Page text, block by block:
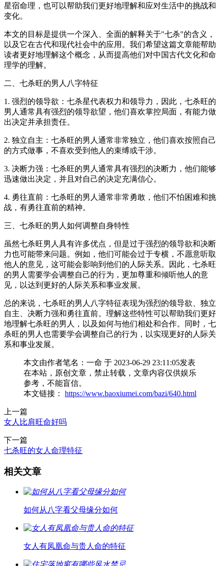
星宿命理，也可以帮助我们更好地理解和应对生活中的挑战和
变化。
本文的目标是提供一个深入、全面的解释关于"七杀"的含义，
以及它在古代和现代社会中的应用。我们希望这篇文章能帮助
读者更好地理解这个概念，从而提高他们对中国古代文化和命
理学的理解。
二、七杀旺的男人八字特征
1. 强烈的领导欲：七杀星代表权力和领导力，因此，七杀旺的
男人通常具有强烈的领导欲望，他们喜欢掌控局面，有能力做
出决定并承担责任。
2. 独立自主：七杀旺的男人通常非常独立，他们喜欢按照自己
的方式做事，不喜欢受到他人的束缚或干涉。
3. 决断力强：七杀旺的男人通常具有强烈的决断力，他们能够
迅速做出决定，并且对自己的决定充满信心。
4. 勇往直前：七杀旺的男人通常非常勇敢，他们不怕困难和挑
战，有勇往直前的精神。
三、七杀旺的男人如何调整自身特性
虽然七杀旺男人具有许多优点，但是过于强烈的领导欲和决断
力也可能带来问题。例如，他们可能会过于专横，不愿意听取
他人的意见，这可能会影响到他们的人际关系。因此，七杀旺
的男人需要学会调整自己的行为，更加尊重和倾听他人的意
见，以达到更好的人际关系和事业发展。
总的来说，七杀旺的男人八字特征表现为强烈的领导欲、独立
自主、决断力强和勇往直前。理解这些特性可以帮助我们更好
地理解七杀旺的男人，以及如何与他们相处和合作。同时，七
杀旺的男人也需要学会调整自己的行为，以实现更好的人际关
系和事业发展。
本文由作者笔名：一命 于 2023-06-29 23:11:05发表
在本站，原创文章，禁止转载，文章内容仅供娱乐
参考，不能盲信。
本文链接： https://www.baoxiumei.com/bazi/640.html
上一篇
女人比肩旺命好吗
下一篇
七杀旺的女人命理特征
相关文章
如何从八字看父母缘分如何
女人有凤凰命与贵人命的特征